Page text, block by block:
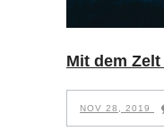
Mit dem
NOV 28, 2019